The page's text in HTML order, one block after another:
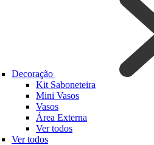
Decoração
Kit Saboneteira
Mini Vasos
Vasos
Área Externa
Ver todos
Ver todos